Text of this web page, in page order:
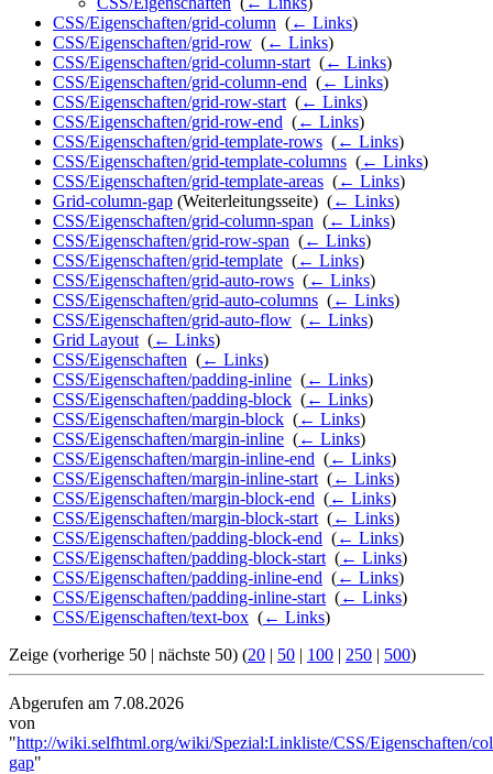
CSS/Eigenschaften/grid-column (← Links)
CSS/Eigenschaften/grid-row (← Links)
CSS/Eigenschaften/grid-column-start (← Links)
CSS/Eigenschaften/grid-column-end (← Links)
CSS/Eigenschaften/grid-row-start (← Links)
CSS/Eigenschaften/grid-row-end (← Links)
CSS/Eigenschaften/grid-template-rows (← Links)
CSS/Eigenschaften/grid-template-columns (← Links)
CSS/Eigenschaften/grid-template-areas (← Links)
Grid-column-gap (Weiterleitungsseite) ‎ (← Links)
CSS/Eigenschaften/grid-column-span (← Links)
CSS/Eigenschaften/grid-row-span (← Links)
CSS/Eigenschaften/grid-template (← Links)
CSS/Eigenschaften/grid-auto-rows (← Links)
CSS/Eigenschaften/grid-auto-columns (← Links)
CSS/Eigenschaften/grid-auto-flow (← Links)
Grid Layout (← Links)
CSS/Eigenschaften (← Links)
CSS/Eigenschaften/padding-inline (← Links)
CSS/Eigenschaften/padding-block (← Links)
CSS/Eigenschaften/margin-block (← Links)
CSS/Eigenschaften/margin-inline (← Links)
CSS/Eigenschaften/margin-inline-end (← Links)
CSS/Eigenschaften/margin-inline-start (← Links)
CSS/Eigenschaften/margin-block-end (← Links)
CSS/Eigenschaften/margin-block-start (← Links)
CSS/Eigenschaften/padding-block-end (← Links)
CSS/Eigenschaften/padding-block-start (← Links)
CSS/Eigenschaften/padding-inline-end (← Links)
CSS/Eigenschaften/padding-inline-start (← Links)
CSS/Eigenschaften/text-box (← Links)
Zeige (vorherige 50 | nächste 50) (20 | 50 | 100 | 250 | 500)
Abgerufen am 7.08.2026
von
"http://wiki.selfhtml.org/wiki/Spezial:Linkliste/CSS/Eigenschaften/
gap"